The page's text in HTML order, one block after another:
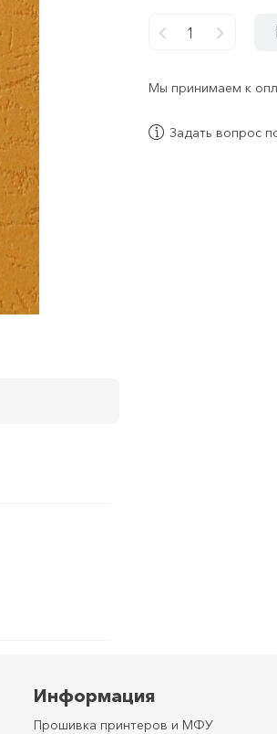
- +
Мы принимаем к
Задать вопрос
Информация
Прошивка принтеров и МФУ